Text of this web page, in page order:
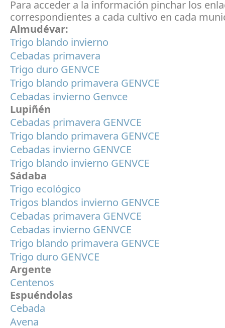
Para acceder a la información pinchar los
correspondientes a cada cultivo en cada
Almudévar:
Trigo blando invierno
Cebadas primavera
Trigo duro GENVCE
Trigo blando primavera GENVCE
Cebadas invierno Genvce
Lupiñén
Cebadas primavera GENVCE
Trigo blando primavera GENVCE
Cebadas invierno GENVCE
Trigo blando invierno GENVCE
Sádaba
Trigo ecológico
Trigos blandos invierno GENVCE
Cebadas primavera GENVCE
Cebadas invierno GENVCE
Trigo blando primavera GENVCE
Trigo duro GENVCE
Argente
Centenos
Espuéndolas
Cebada
Avena